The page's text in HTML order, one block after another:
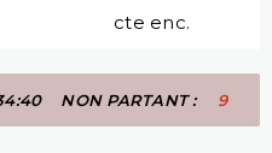
cte enc.
NON PARTANT : 9